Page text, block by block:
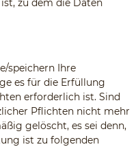
zu dem die Daten
speichern Ihre
es für die Erfüllung
erforderlich ist. Sind
Pflichten nicht mehr
gelöscht, es sei denn,
ist zu folgenden